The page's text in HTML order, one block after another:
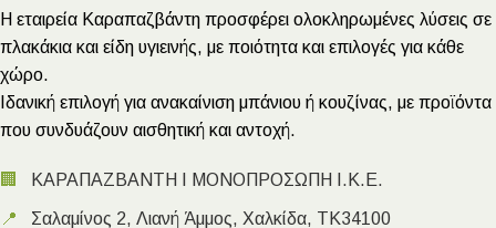
Η εταιρεία Καραπαζβάντη προσφέρει ολοκληρωμένες λύσεις σε
πλακάκια και είδη υγιεινής, με ποιότητα και επιλογές για κάθε
χώρο.
Ιδανική επιλογή για ανακαίνιση μπάνιου ή κουζίνας, με προϊόντα
που συνδυάζουν αισθητική και αντοχή.
🏢 ΚΑΡΑΠΑΖΒΑΝΤΗ Ι ΜΟΝΟΠΡΟΣΩΠΗ Ι.Κ.Ε.
📍 Σαλαμίνος 2, Λιανή Άμμος, Χαλκίδα, ΤΚ34100